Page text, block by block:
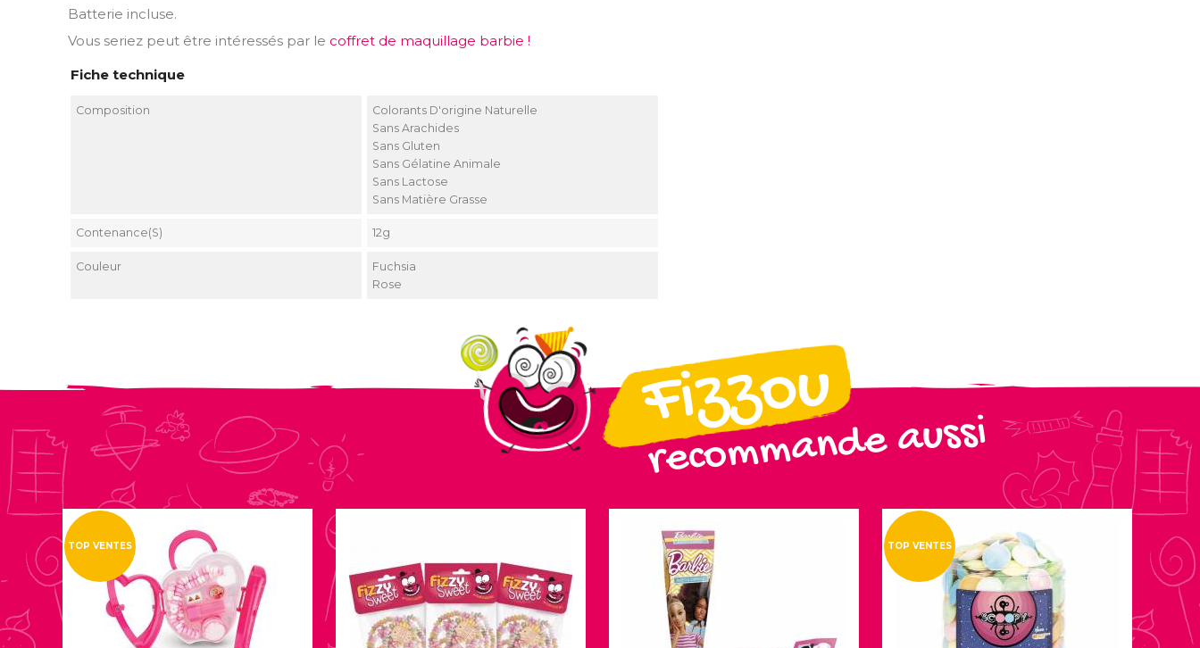
Batterie incluse.
Vous seriez peut être intéressés par le coffret de maquillage barbie !
Fiche technique
Composition
Colorants D'origine Naturelle
Sans Arachides
Sans Gluten
Sans Gélatine Animale
Sans Lactose
Sans Matière Grasse
Contenance(s) 12g
Couleur
Fuchsia
Rose
Fizzou
recommande aussi
TOP VENTES TOP VENTES